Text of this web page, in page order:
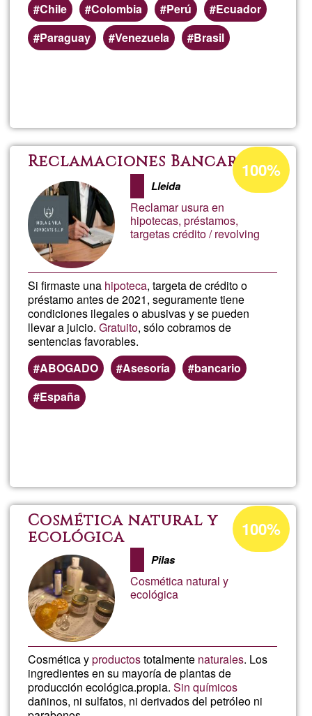
Chile
Colombia Perú
Ecuador
Paraguay
Venezuela Brasil
Reclamaciones Bancarias
Lleida
Reclamar usura en
hipotecas, préstamos,
targetas crédito / revolving
Si firmaste una hipoteca, targeta de crédito o
préstamo antes de 2021, seguramente tiene
condiciones ilegales o abusivas y se pueden
llevar a juicio.Gratuito, sólo cobramos de
sentencias favorables.
ABOGADO
Asesoría
bancario
España
Acceptance
percentage
Ğ1
100%
Cosmética natural y
ecológica
Pilas
Cosmética natural y
ecológica
Cosmética yproductostotalmente naturales. Los
ingredientes en su mayoría de plantas de
producción ecológica.propia.Sin químicos
dañinos, ni sulfatos, ni derivados del petróleo ni
Acceptance
percentage
100%